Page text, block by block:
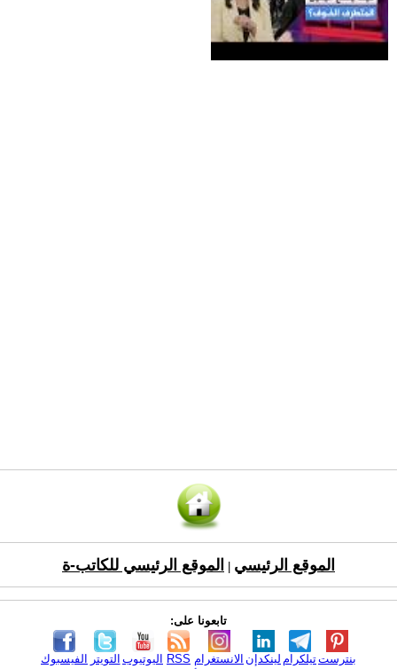
الموقع الرئيسي الموقع الرئيسي للكاتب-ة
تابعونا على:
الفيسبوك التويتر اليوتيوب RSS الانستغرام لينكدإن تيلكرامبنترست